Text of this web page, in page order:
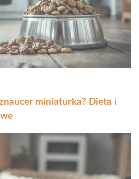
miniaturka? Dieta i